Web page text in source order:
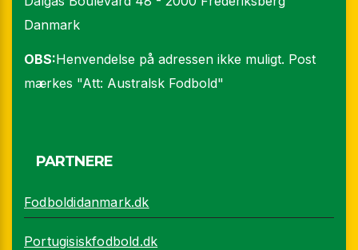
Danmark
OBS:Henvendelse på adressen ikke muligt. Post
mærkes "Att: Australsk Fodbold"
PARTNERE
Fodboldidanmark.dk
Portugisiskfodbold.dk